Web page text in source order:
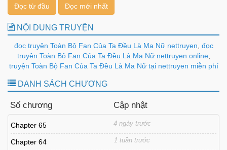
Đọc từ đầu Đọc mới nhất
NỘI DUNG TRUYỆN
đọc truyện Toàn Bộ Fan Của Ta Đều Là Ma Nữ nettruyen đọc
truyện Toàn Bộ Fan Của Ta Đều Là Ma Nữ nettruyen online,
truyện Toàn Bộ Fan Của Ta Đều Là Ma Nữ tại nettruyen miễn phí
DANH SÁCH CHƯƠNG
Số chương Cập nhật
Chapter 65 4 ngày trước
Chapter 64 1 tuần trước